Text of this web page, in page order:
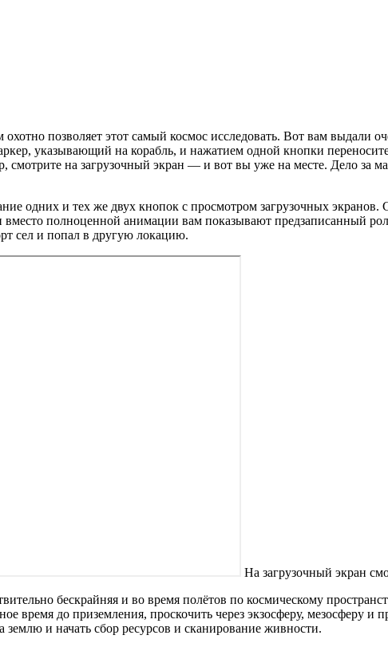
позволяет этот самый космос исследовать. Вот вам выдали
указывающий на корабль, и нажатием одной кнопки
смотрите на загрузочный экран — и вот вы уже на месте. Дело за
одних и тех же двух кнопок с просмотром загрузочных
вместо полноценной анимации вам показывают предзаписанный
сел и попал в другую локацию.
На загрузочный экран
бескрайняя и во время полётов по космическому
время до приземления, проскочить через экзосферу, мезосферу и
землю и начать сбор ресурсов и сканирование живности.